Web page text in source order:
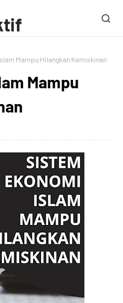
Mampu Hilangkan Kemiskinan
Mampu